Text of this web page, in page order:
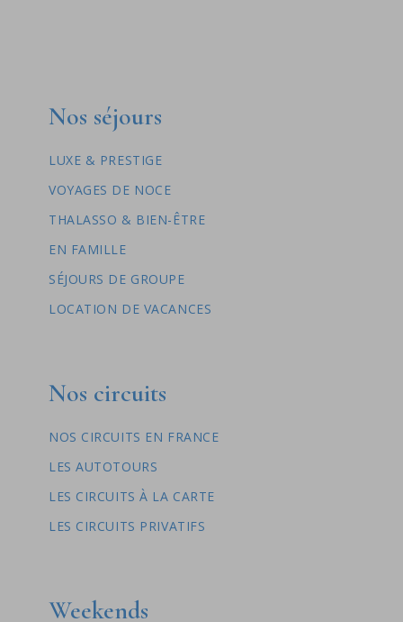
Nos séjours
LUXE & PRESTIGE
VOYAGES DE NOCE
THALASSO & BIEN-ÊTRE
EN FAMILLE
SÉJOURS DE GROUPE
LOCATION DE VACANCES
Nos circuits
NOS CIRCUITS EN FRANCE
LES AUTOTOURS
LES CIRCUITS À LA CARTE
LES CIRCUITS PRIVATIFS
Weekends